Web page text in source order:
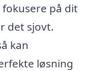
på dit
det sjovt.
kan
løsning